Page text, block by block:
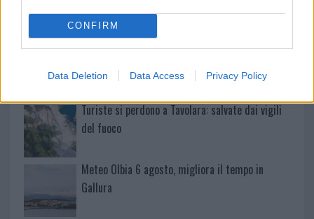
CONFIRM
Data Deletion Data Access Privacy Policy
center di Tegge
Esce di strada con l’auto ad Arzachena: ferito il
conducente
Turiste si perdono a Tavolara: salvate dai vigili
del fuoco
Meteo Olbia 6 agosto, migliora il tempo in
Gallura